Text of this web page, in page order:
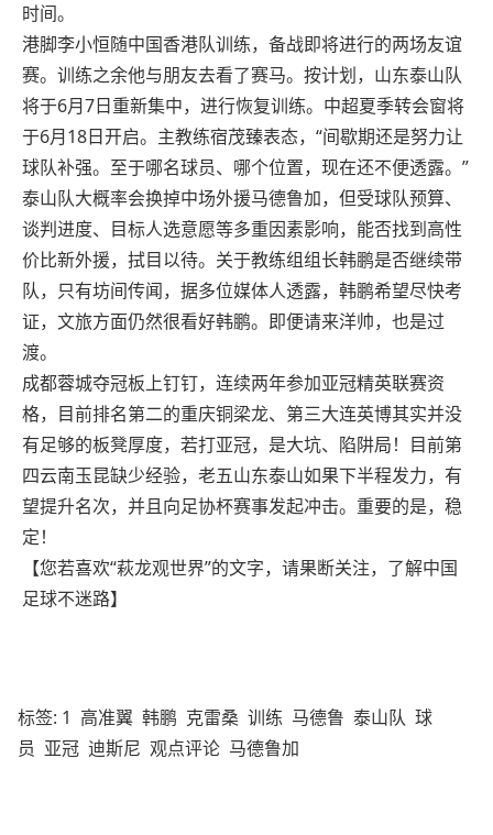
时间。
港脚李小恒随中国香港队训练，备战即将进行的两场友谊
赛。训练之余他与朋友去看了赛马。按计划，山东泰山队
将于6月7日重新集中，进行恢复训练。中超夏季转会窗将
于6月18日开启。主教练宿茂臻表态，“间歇期还是努力让
球队补强。至于哪名球员、哪个位置，现在还不便透露。”
泰山队大概率会换掉中场外援马德鲁加，但受球队预算、
谈判进度、目标人选意愿等多重因素影响，能否找到高性
价比新外援，拭目以待。关于教练组组长韩鹏是否继续带
队，只有坊间传闻，据多位媒体人透露，韩鹏希望尽快考
证，文旅方面仍然很看好韩鹏。即便请来洋帅，也是过
渡。
成都蓉城夺冠板上钉钉，连续两年参加亚冠精英联赛资
格，目前排名第二的重庆铜梁龙、第三大连英博其实并没
有足够的板凳厚度，若打亚冠，是大坑、陷阱局！目前第
四云南玉昆缺少经验，老五山东泰山如果下半程发力，有
望提升名次，并且向足协杯赛事发起冲击。重要的是，稳
定！
【您若喜欢“萩龙观世界”的文字，请果断关注，了解中国
足球不迷路】
标签: 1 高准翼 韩鹏 克雷桑 训练 马德鲁 泰山队 球
员 亚冠 迪斯尼 观点评论 马德鲁加